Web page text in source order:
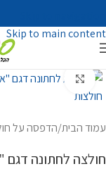
Skip to main content
לחץ להגדלה
עמוד הבית/הדפסה על
חולצה לחתונה